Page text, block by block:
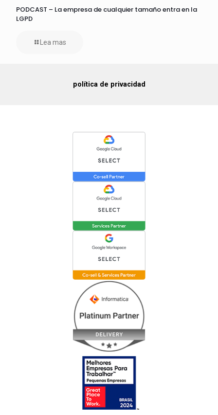
PODCAST – La empresa de cualquier tamaño entra en la
LGPD
Lea mas
política de privacidad